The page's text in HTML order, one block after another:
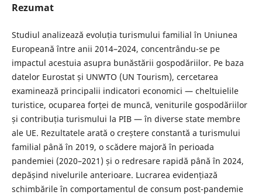
Rezumat
Studiul analizează evoluția turismului familial în Uniunea
Europeană între anii 2014–2024, concentrându-se pe
impactul acestuia asupra bunăstării gospodăriilor. Pe baza
datelor Eurostat și UNWTO (UN Tourism), cercetarea
examinează principalii indicatori economici — cheltuielile
turistice, ocuparea forței de muncă, veniturile gospodăriilor
și contribuția turismului la PIB — în diverse state membre
ale UE. Rezultatele arată o creștere constantă a turismului
familial până în 2019, o scădere majoră în perioada
pandemiei (2020–2021) și o redresare rapidă până în 2024,
depășind nivelurile anterioare. Lucrarea evidențiază
schimbările în comportamentul de consum post-pandemie